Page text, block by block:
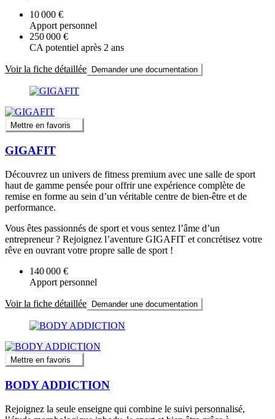
10 000 €
Apport personnel
250 000 €
CA potentiel après 2 ans
Voir la fiche détaillée Demander une documentation
Mettre en favoris
GIGAFIT
Découvrez un univers de fitness premium avec une salle de sport
haut de gamme pensée pour offrir une expérience complète de
remise en forme au sein d’un véritable centre de bien-être et de
performance.
Vous êtes passionnés de sport et vous sentez l’âme d’un
entrepreneur ? Rejoignez l’aventure GIGAFIT et concrétisez votre
rêve en ouvrant votre propre salle de sport !
140 000 €
Apport personnel
Voir la fiche détaillée Demander une documentation
Mettre en favoris
BODY ADDICTION
Rejoignez la seule enseigne qui combine le suivi personnalisé,